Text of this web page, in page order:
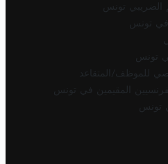
الضريبي تونس
تونس
تونس
للموظف/المتقاعد
المقيمين في تونس
تونس